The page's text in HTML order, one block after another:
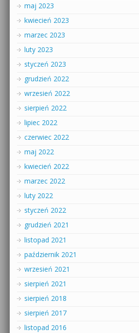
maj 2023
kwiecień 2023
marzec 2023
luty 2023
styczeń 2023
grudzień 2022
wrzesień 2022
sierpień 2022
lipiec 2022
czerwiec 2022
maj 2022
kwiecień 2022
marzec 2022
luty 2022
styczeń 2022
grudzień 2021
listopad 2021
październik 2021
wrzesień 2021
sierpień 2021
sierpień 2018
sierpień 2017
listopad 2016